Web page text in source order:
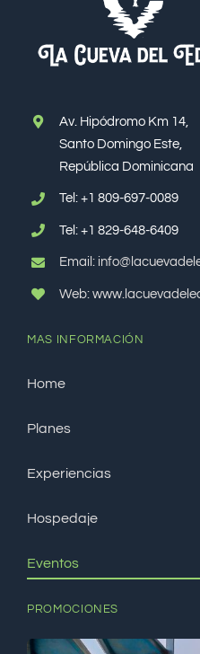
Av. Hipódromo Km 14,
Santo Domingo Este,
República Dominicana
Tel: +1 809-697-0089
Tel: +1 829-648-6409
Email:
Web:
MAS INFORMACIÓN
Home
Planes
Experiencias
Hospedaje
Eventos
PROMOCIONES